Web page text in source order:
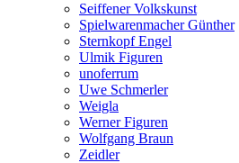
Seiffener Volkskunst
Spielwarenmacher Günther
Sternkopf Engel
Ulmik Figuren
unoferrum
Uwe Schmerler
Weigla
Werner Figuren
Wolfgang Braun
Zeidler